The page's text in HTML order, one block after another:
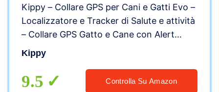
Kippy – Collare GPS per Cani e Gatti Evo –
Localizzatore e Tracker di Salute e attività
– Collare GPS Gatto e Cane con Alert
Istantaneo – GPS Animali con Creazione
Kippy
9.5 Controlla Su Amazon